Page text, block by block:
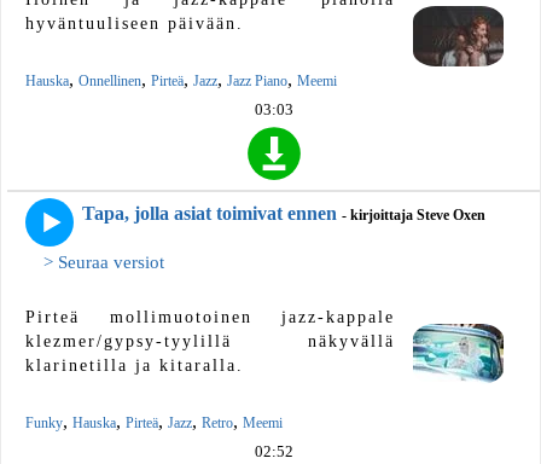
hyväntuuliseen päivään.
Hauska, Onnellinen, Pirteä, Jazz, Jazz Piano, Meemi
03:03
Tapa, jolla asiat toimivat ennen - kirjoittaja Steve Oxen
> Seuraa versiot
Pirteä mollimuotoinen jazz-kappale
klezmer/gypsy-tyylillä näkyvällä
klarinetilla ja kitaralla.
Funky, Hauska, Pirteä, Jazz, Retro, Meemi
02:52